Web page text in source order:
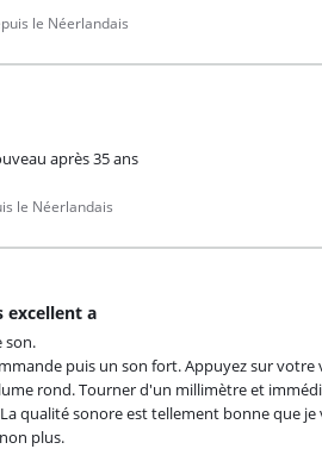
le Néerlandais
après 35 ans
le Néerlandais
excellent a
son.
puis un son fort. Appuyez sur
rond. Tourner d'un millimètre et
qualité sonore est tellement bonne que je
plus.